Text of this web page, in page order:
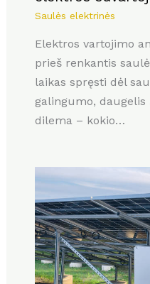
Saulės elektrinės
Elektros vartojimo
prieš renkantis
laikas spręsti dėl
galingumo,
dilema – kokio…